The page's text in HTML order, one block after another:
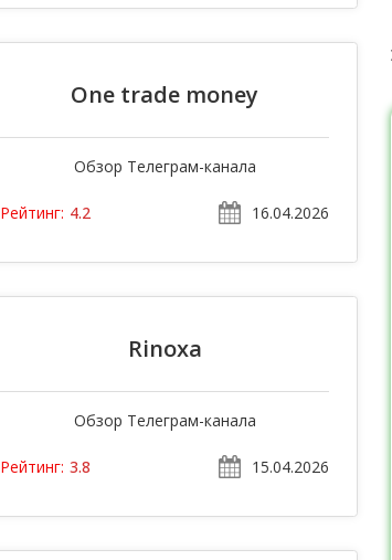
One trade money
Обзор Телеграм-канала
Рейтинг: 4.2 16.04.2026
Rinoxa
Обзор Телеграм-канала
Рейтинг: 3.8 15.04.2026